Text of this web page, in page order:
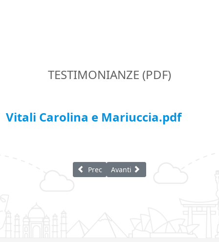
TESTIMONIANZE (PDF)
Vitali Carolina e Mariuccia.pdf
Articolo precedente: Famiglia Pesenti
Prec Articolo successivo: Vitali Lucia
Avanti